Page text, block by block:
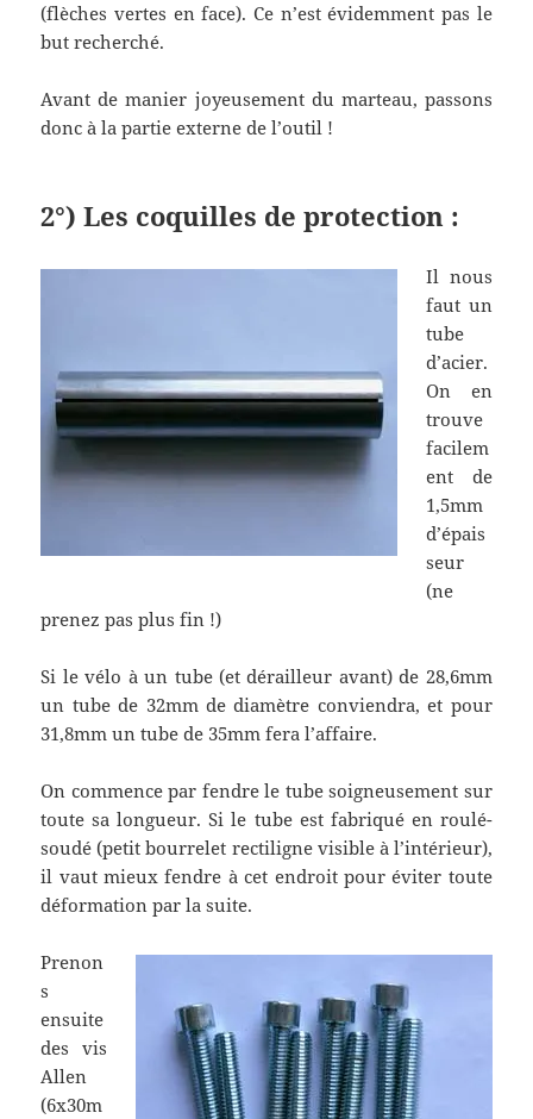
(flèches vertes en face). Ce n’est évidemment pas le
but recherché.
Avant de manier joyeusement du marteau, passons
donc à la partie externe de l’outil !
2°) Les coquilles de protection :
Il nous
faut un
tube
d’acier.
On en
trouve
facilem
ent de
1,5mm
d’épais
seur
(ne
prenez pas plus fin !)
Si le vélo à un tube (et dérailleur avant) de 28,6mm
un tube de 32mm de diamètre conviendra, et pour
31,8mm un tube de 35mm fera l’affaire.
On commence par fendre le tube soigneusement sur
toute sa longueur. Si le tube est fabriqué en roulé-
soudé (petit bourrelet rectiligne visible à l’intérieur),
il vaut mieux fendre à cet endroit pour éviter toute
déformation par la suite.
Prenon
s
ensuite
des vis
Allen
(6x30m